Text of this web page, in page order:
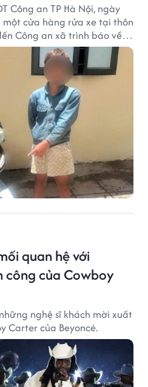
Công an TP Hà Nội, ngày
một cửa hàng rửa xe tại thôn
Công an xã trình báo về
Honda Wave. Trong cốp
nhân và khoảng 1,2 triệu
quan hệ với
công của Cowboy
nghệ sĩ khách mời xuất
Carter của Beyoncé.